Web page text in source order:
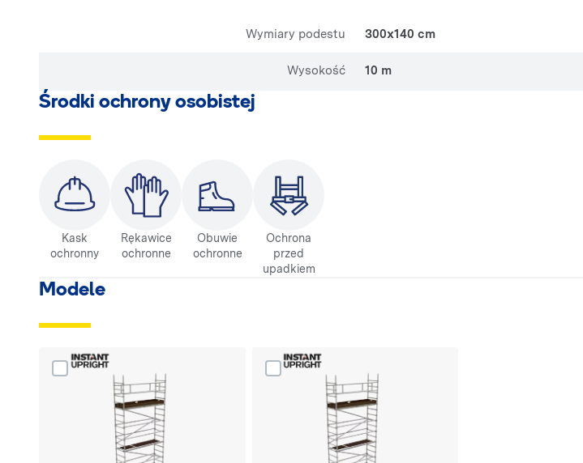
Wymiary podestu 300x140 cm
Wysokość 10 m
Środki ochrony osobistej
Kask
ochronny
Rękawice
ochronne
Obuwie
ochronne
Ochrona
przed
upadkiem
Modele
Dodaj produkt W310 rusztowanie aluminiowe do porównaniaDodaj produkt W310 l250 rusztowanie alu do porównania